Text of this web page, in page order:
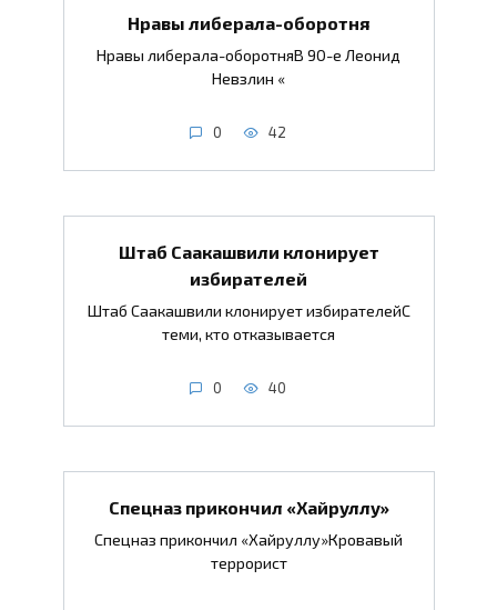
Нравы либерала-оборотня
Нравы либерала-оборотняВ 90-е Леонид
Невзлин «
0 42
Штаб Саакашвили клонирует
избирателей
Штаб Саакашвили клонирует избирателейС
теми, кто отказывается
0 40
Спецназ прикончил «Хайруллу»
Спецназ прикончил «Хайруллу»Кровавый
террорист